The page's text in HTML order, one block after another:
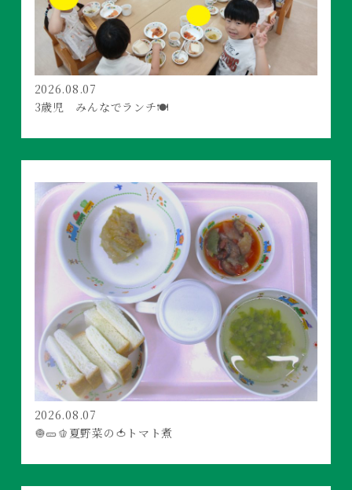
2026.08.07
3歳児 みんなでランチ🍽️
2026.08.07
🧅🥒🫑夏野菜の🍅トマト煮